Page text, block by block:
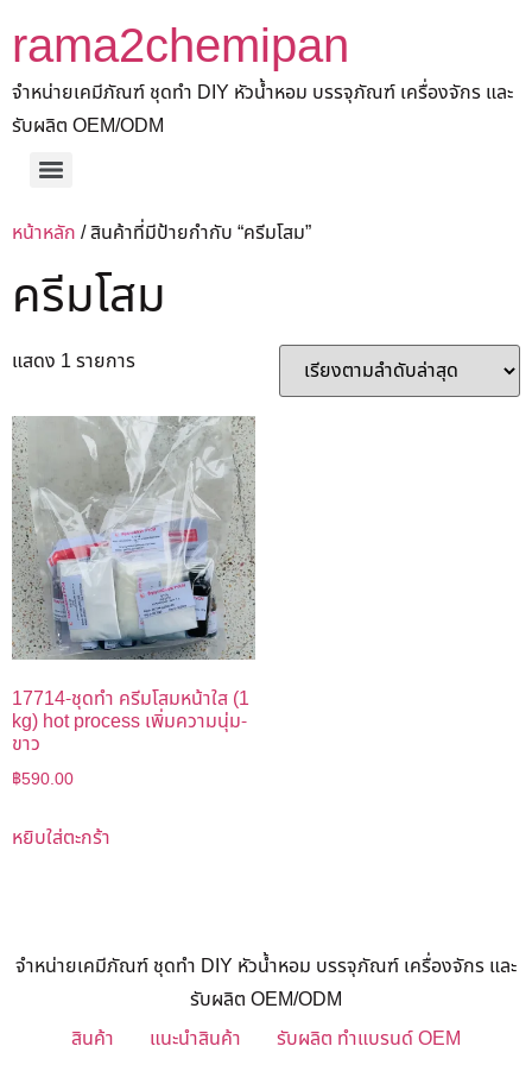
rama2chemipan
จำหน่ายเคมีภัณฑ์ ชุดทำ DIY หัวน้ำหอม บรรจุภัณฑ์ เครื่องจักร และ
รับผลิต OEM/ODM
หน้าหลัก / สินค้าที่มีป้ายกำกับ “ครีมโสม”
ครีมโสม
แสดง 1 รายการ
17714-ชุดทำ ครีมโสมหน้าใส (1
kg) hot process เพิ่มความนุ่ม-
ขาว
฿590.00
หยิบใส่ตะกร้า
จำหน่ายเคมีภัณฑ์ ชุดทำ DIY หัวน้ำหอม บรรจุภัณฑ์ เครื่องจักร และ
รับผลิต OEM/ODM
สินค้า
แนะนำสินค้า
รับผลิต ทำแบรนด์ OEM